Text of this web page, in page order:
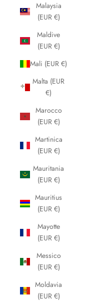
Malaysia
(EUR €)
Maldive
(EUR €)
Mali (EUR €)
Malta (EUR
€)
Marocco
(EUR €)
Martinica
(EUR €)
Mauritania
(EUR €)
Mauritius
(EUR €)
Mayotte
(EUR €)
Messico
(EUR €)
Moldavia
(EUR €)